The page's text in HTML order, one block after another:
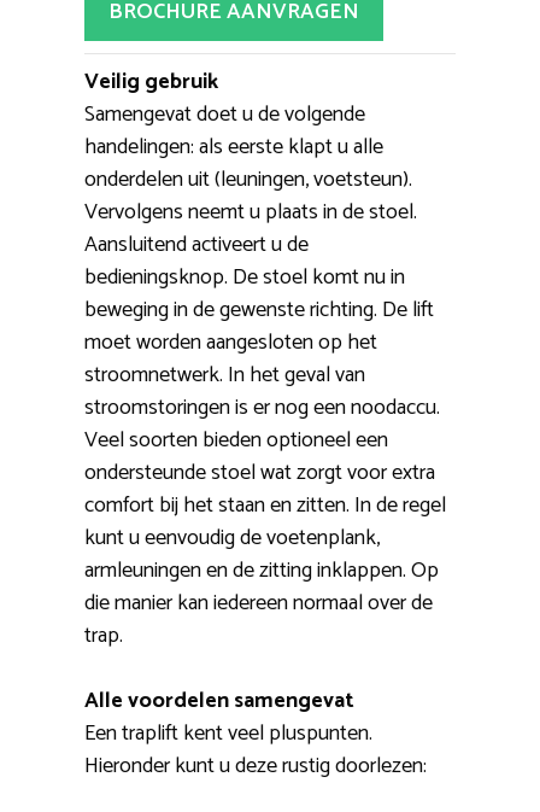
BROCHURE AANVRAGEN
Veilig gebruik
Samengevat doet u de volgende
handelingen: als eerste klapt u alle
onderdelen uit (leuningen, voetsteun).
Vervolgens neemt u plaats in de stoel.
Aansluitend activeert u de
bedieningsknop. De stoel komt nu in
beweging in de gewenste richting. De lift
moet worden aangesloten op het
stroomnetwerk. In het geval van
stroomstoringen is er nog een noodaccu.
Veel soorten bieden optioneel een
ondersteunde stoel wat zorgt voor extra
comfort bij het staan en zitten. In de regel
kunt u eenvoudig de voetenplank,
armleuningen en de zitting inklappen. Op
die manier kan iedereen normaal over de
trap.
Alle voordelen samengevat
Een traplift kent veel pluspunten.
Hieronder kunt u deze rustig doorlezen: